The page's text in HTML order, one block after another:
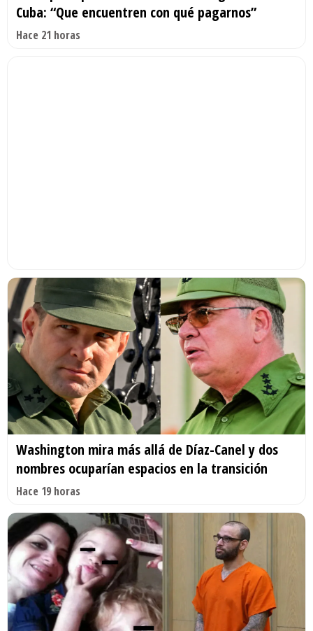
Cuba: “Que encuentren con qué pagarnos”
Hace 21 horas
Washington mira más allá de Díaz-Canel y dos
nombres ocuparían espacios en la transición
Hace 19 horas